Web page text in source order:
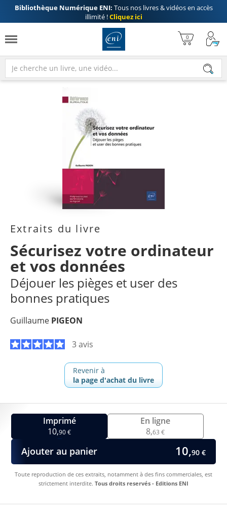
Bibliothèque Numérique ENI: Tous nos livres & vidéos en accès
illimité !Cliquez ici
Extraits du livre
Sécurisez votre ordinateur
et vos données
Déjouer les pièges et user des
bonnes pratiques
Guillaume PIGEON
3 avis
Revenir à
la page d'achat du livre
Imprimé
10,90 €
En ligne
8,63 €
Ajouter au panier 10,90 €
Toute reproduction de ces extraits, notamment à des fins commerciales, est
strictement interdite. Tous droits reservés - Editions ENI